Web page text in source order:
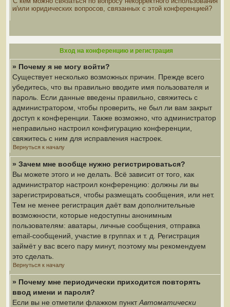
и/или юридических вопросов, связанных с этой конференцией?
Вход на конференцию и регистрация
» Почему я не могу войти?
Существует несколько возможных причин. Прежде всего
убедитесь, что вы правильно вводите имя пользователя и
пароль. Если данные введены правильно, свяжитесь с
администратором, чтобы проверить, не был ли вам закрыт
доступ к конференции. Также возможно, что администратор
неправильно настроил конфигурацию конференции,
свяжитесь с ним для исправления настроек.
Вернуться к началу
» Зачем мне вообще нужно регистрироваться?
Вы можете этого и не делать. Всё зависит от того, как
администратор настроил конференцию: должны ли вы
зарегистрироваться, чтобы размещать сообщения, или нет.
Тем не менее регистрация даёт вам дополнительные
возможности, которые недоступны анонимным
пользователям: аватары, личные сообщения, отправка
email-сообщений, участие в группах и т. д. Регистрация
займёт у вас всего пару минут, поэтому мы рекомендуем
это сделать.
Вернуться к началу
» Почему мне периодически приходится повторять
ввод имени и пароля?
Если вы не отметили флажком пунктАвтоматически